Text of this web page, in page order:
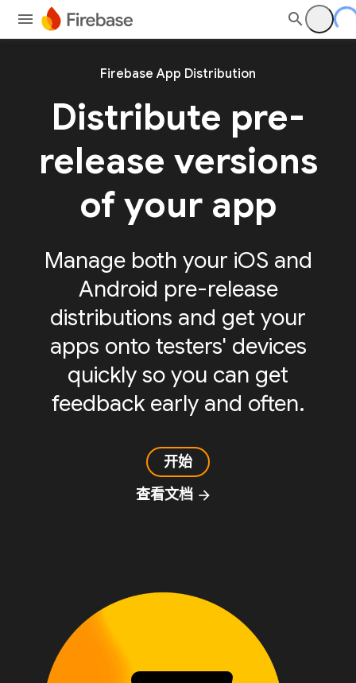
Firebase App Distribution
Distribute pre-
release versions
of your app
Manage both your iOS and
Android pre-release
distributions and get your
apps onto testers' devices
quickly so you can get
feedback early and often.
开始
查看文档 arrow_forward